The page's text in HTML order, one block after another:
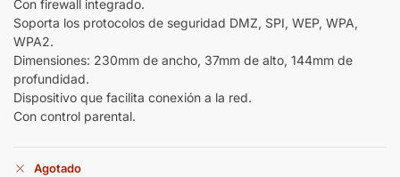
Con firewall integrado.
Soporta los protocolos de seguridad DMZ, SPI, WEP, WPA,
WPA2.
Dimensiones: 230mm de ancho, 37mm de alto, 144mm de
profundidad.
Dispositivo que facilita conexión a la red.
Con control parental.
Agotado